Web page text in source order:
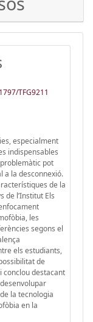
TFG9211
especialment
indispensables
pot
a la desconnexió.
de la
de l’Institut Els
les
segons el
els estudiants,
de
conclou destacant
la tecnologia
en la